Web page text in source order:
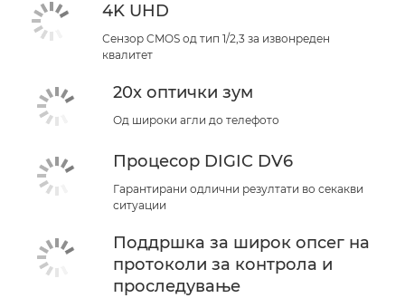
4K UHD
Сензор CMOS од тип 1/2,3 за извонреден
квалитет
20x оптички зум
Од широки агли до телефото
Процесор DIGIC DV6
Гарантирани одлични резултати во секакви
ситуации
Поддршка за широк опсег на
протоколи за контрола и
проследување